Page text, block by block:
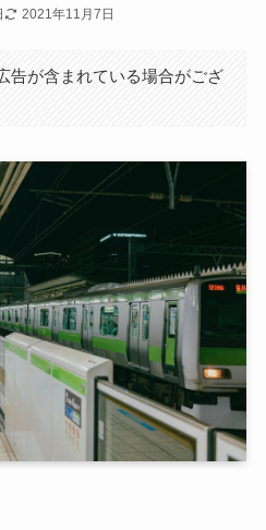
2021年11月7日
告が含まれている場合がござ